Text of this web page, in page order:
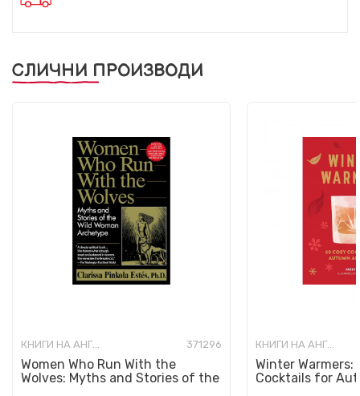
СЛИЧНИ ПРОИЗВОДИ
КНИГИ НА АНГЛИСКИ ЈАЗИК 371296
Women Who Run With the
Wolves: Myths and Stories of the
КНИГИ НА АНГЛИСКИ ЈАЗИК
Winter Warmers:
Cocktails for